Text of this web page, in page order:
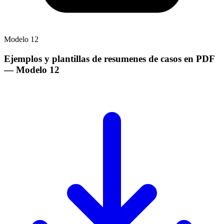
Modelo 12
Ejemplos y plantillas de resumenes de casos en PDF
— Modelo 12